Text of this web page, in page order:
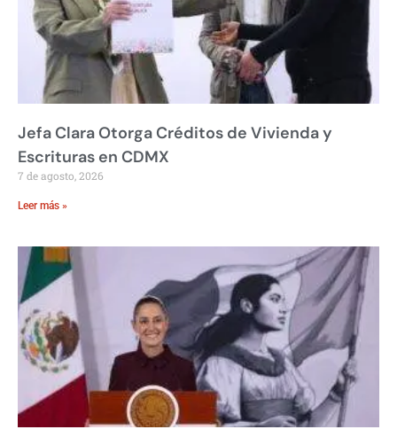
Jefa Clara Otorga Créditos de Vivienda y
Escrituras en CDMX
7 de agosto, 2026
Leer más »